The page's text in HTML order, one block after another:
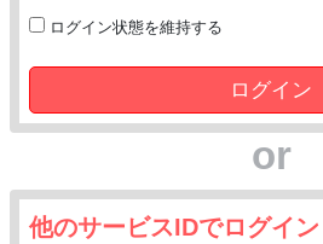
ログイン状態を維持する
ログイン
or
他のサービスIDでログイン